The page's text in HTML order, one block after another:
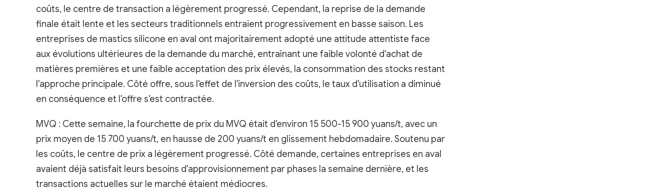
coûts, le centre de transaction a légèrement progressé. Cependant, la reprise de la demande
finale était lente et les secteurs traditionnels entraient progressivement en basse saison. Les
entreprises de mastics silicone en aval ont majoritairement adopté une attitude attentiste face
aux évolutions ultérieures de la demande du marché, entraînant une faible volonté d'achat de
matières premières et une faible acceptation des prix élevés, la consommation des stocks restant
l'approche principale. Côté offre, sous l'effet de l'inversion des coûts, le taux d'utilisation a diminué
en conséquence et l'offre s'est contractée.
MVQ : Cette semaine, la fourchette de prix du MVQ était d'environ 15 500-15 900 yuans/t, avec un
prix moyen de 15 700 yuans/t, en hausse de 200 yuans/t en glissement hebdomadaire. Soutenu par
les coûts, le centre de prix a légèrement progressé. Côté demande, certaines entreprises en aval
avaient déjà satisfait leurs besoins d'approvisionnement par phases la semaine dernière, et les
transactions actuelles sur le marché étaient médiocres.